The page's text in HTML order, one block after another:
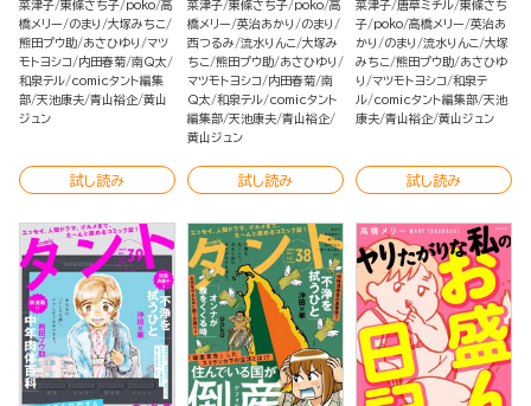
菜津子 東條さち子 poko 高
橋メリー
のまり
大塚みちこ
熊田プウ助 あさひゆり
マツ
モトヨシコ
内田春菊 南Q太
和泉テル comicタント編集
部 天池康夫 青山裕企 黄山
ジュン
試し読み
菜津子 東條さち子 poko 高
橋メリー 英治あかり
のまり
西つるみ 流水りんこ 大塚み
ちこ 熊田プウ助 あさひゆり
マツモトヨシコ
内田春菊 南
Q太 和泉テル comicタント
編集部 天池康夫 青山裕企
黄山ジュン
試し読み
菜津子 唐草ミチル 東條さち
子 poko 高橋メリー 英治あ
かり
のまり 流水りんこ 大塚
みちこ 熊田プウ助 あさひゆ
り
マツモトヨシコ 和泉テ
ル comicタント編集部 天池
康夫 青山裕企 黄山ジュン
試し読み